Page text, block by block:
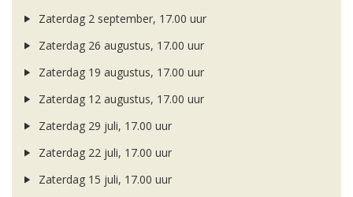
Zaterdag 2 september, 17.00 uur
Zaterdag 26 augustus, 17.00 uur
Zaterdag 19 augustus, 17.00 uur
Zaterdag 12 augustus, 17.00 uur
Zaterdag 29 juli, 17.00 uur
Zaterdag 22 juli, 17.00 uur
Zaterdag 15 juli, 17.00 uur